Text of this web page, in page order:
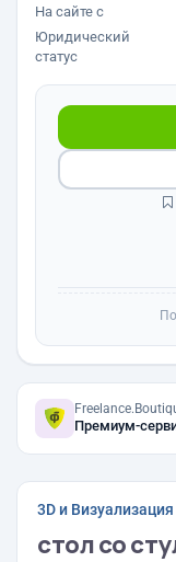
На сайте с
Юридический
статус
Премиум-
3D и Визуализация
стол со